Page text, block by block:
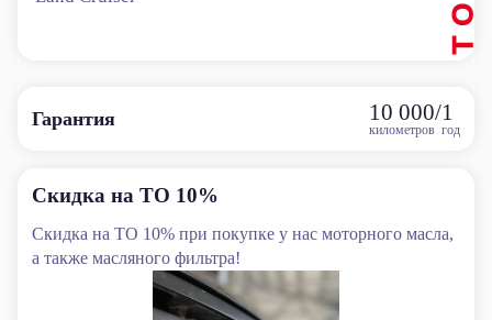
Гарантия 10 000
километров
/1
год
Скидка на ТО 10%
Скидка на ТО 10% при покупке у нас моторного масла,
а также масляного фильтра!